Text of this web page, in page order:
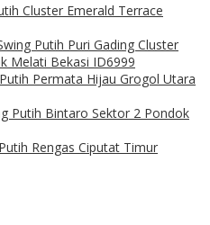
Cluster Emerald Terrace
Putih Puri Gading Cluster
Melati Bekasi ID6999
Permata Hijau Grogol Utara
Putih Bintaro Sektor 2 Pondok
Rengas Ciputat Timur